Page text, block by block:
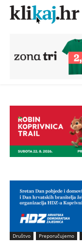
Društvo Preporučujemo